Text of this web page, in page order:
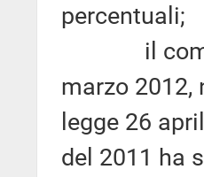
percentuali;
il
marzo
legge 26
del 2011 ha